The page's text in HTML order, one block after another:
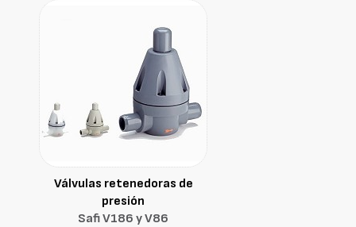
Válvulas retenedoras de
presión
Safi V186 y V86